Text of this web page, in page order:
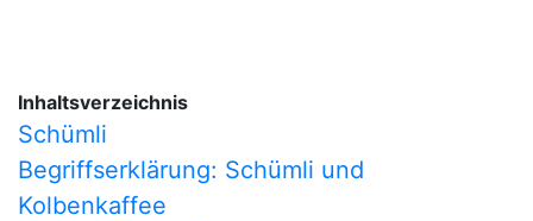
Inhaltsverzeichnis
Schümli
Begriffserklärung: Schümli und
Kolbenkaffee